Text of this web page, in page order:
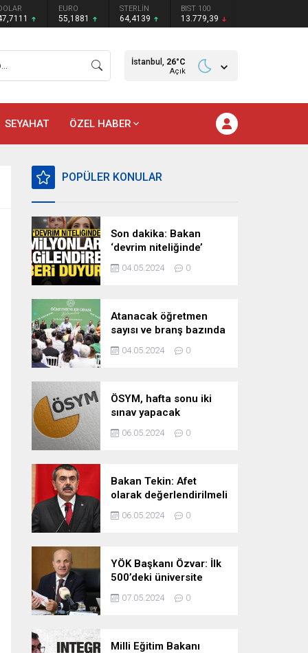
EURO
55,1881
STERLİN
64,4139
BIST 100
13.779,39
İstanbul, 26°C
Açık
SEYAHAT ÖZEL HABER
POPÜLER KONULAR
Son dakika: Bakan
‘devrim niteliğinde’
deyip duyurdu!
Milyonları ilgilendiren
04.05.2024 0
Atanacak öğretmen
sayısı ve branş bazında
kontenjan dağılımları
pazartesi belli oluyor
04.05.2024 0
ÖSYM, hafta sonu iki
sınav yapacak
06.05.2024 0
Bakan Tekin: Afet
olarak değerlendirilmeli
06.05.2024 0
YÖK Başkanı Özvar: İlk
500’deki üniversite
sayımızı 10’a çıkarmayı
hedefliyoruz
07.05.2024 0
Milli Eğitim Bakanı